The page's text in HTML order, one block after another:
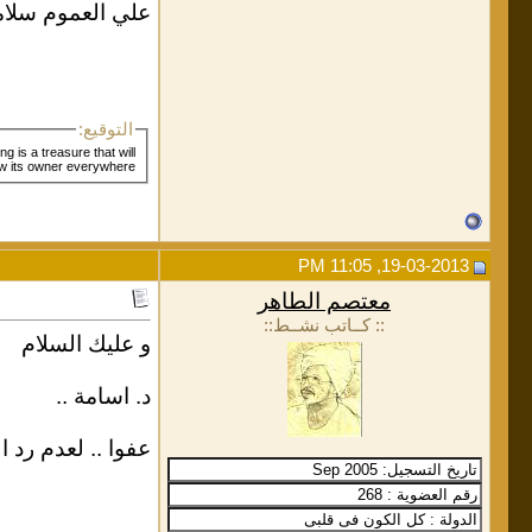
علي العموم
التوقيع:
is a treasure that will
follow its owner everywhere
19-03-2013, 11:05 PM
معتصم الطاهر
:: كــاتب نشــط::
و عليك السلام
د. اسامة ..
عفوا .. لعدم رد